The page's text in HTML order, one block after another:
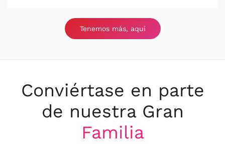
Tenemos más, aquí
Conviértase en parte
de nuestra Gran
Familia